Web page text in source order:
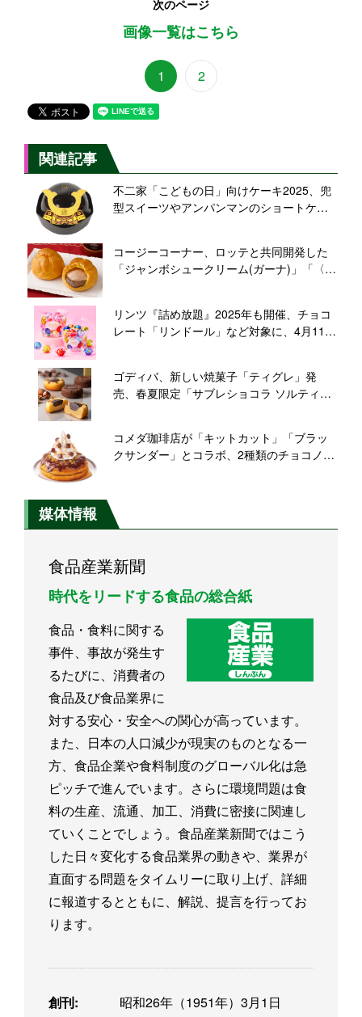
次のページ
画像一覧はこちら
1 2
関連記事
不二家「こどもの日」向けケーキ2025、兜
型スイーツやアンパンマンのショートケー
コージーコーナー、ロッテと共同開発した
「ジャンボシュークリーム(ガーナ)」「〈ガ
リンツ『詰め放題』2025年も開催、チョコ
レート「リンドール」など対象に、4月11日
ゴディバ、新しい焼菓子「ティグレ」発
売、春夏限定「サブレショコラ ソルティー
コメダ珈琲店が「キットカット」「ブラッ
クサンダー」とコラボ、2種類のチョコノワ
媒体情報
食品産業新聞
時代をリードする食品の総合紙
食品・食料に関する
事件、事故が発生す
るたびに、消費者の
食品及び食品業界に
対する安心・安全への関心が高っています。
また、日本の人口減少が現実のものとなる一
方、食品企業や食料制度のグローバル化は急
ピッチで進んでいます。さらに環境問題は食
料の生産、流通、加工、消費に密接に関連し
ていくことでしょう。食品産業新聞ではこう
した日々変化する食品業界の動きや、業界が
直面する問題をタイムリーに取り上げ、詳細
に報道するとともに、解説、提言を行ってお
ります。
創刊:
昭和26年（1951年）3月1日